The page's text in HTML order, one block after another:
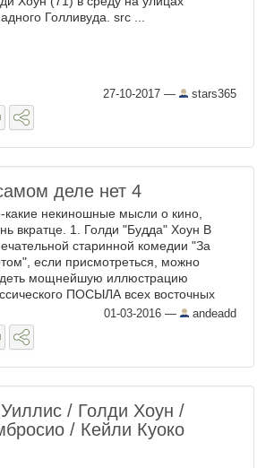
Голливуда. src ...
27-10-2017 — stars365
деле нет 4
какие некиношные мысли о кино,
вкратце. 1. Голди "Будда" Хоун В
старинной комедии "За
если присмотреться, можно
мощнейшую иллюстрацию
ПОСЫЛА всех восточных
"Живи в моменте". Этот посыл
людей понимают неправильно. Они
...
01-03-2016 — andeadd
/ Голди Хоун /
/ Кейли Куоко